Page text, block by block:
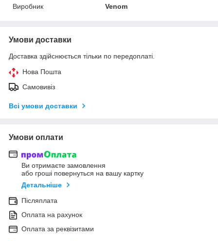
Виробник
Venom
Умови доставки
Доставка здійснюється тільки по передоплаті.
Нова Пошта
Самовивіз
Всі умови доставки
Умови оплати
Ви отримаєте замовлення
або гроші повернуться на вашу картку
Детальніше
Післяплата
Оплата на рахунок
Оплата за реквізитами